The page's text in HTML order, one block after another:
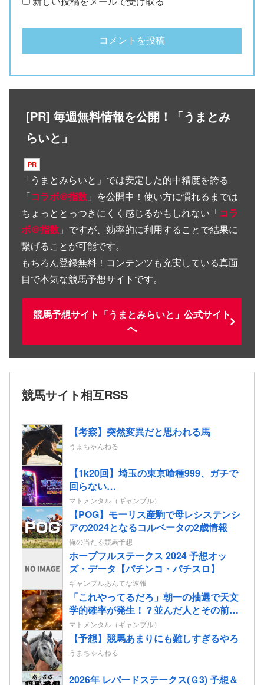
[PR] 毎週無料情報を公開！「うまとみ
らいと」
「うまとみらいと 」では安定した的中精度を誇る
「コラボ＠指数 」を公開中！使い方に慣れるまでは
ちょっととっつきにくく感じるかもしれない「コラ
ボ＠指数 」ですが、効率的に利用することで結果に
繋げることが可能です。
もちろん登録無料！コンテンツも充実している真面
目で本気な競馬予想サイトです。
競馬予想サイト「うまとみらいと」公式サイト
へ
競馬サイト相互RSS
【考察】突然変異だと思われる馬
うまちゃんねる
【1k20回】埼玉の東京喰種999、ガチで
回らない…
マトメンタル（ギャンブル）
【POG】モーリス産駒で母レシステンシ
アの2024となるコルベータの2歳情報
俺の当たる競馬予想
ホープフルステークス 2024 予想オッ
ズ・データ【パチンコ・パチスロ】
ギャンブルあんてな速報
「これやってるだろ」朝一の抽選で天文
学的確率が発生！？並んだ人とその前後
で連番が出てしまう…
マトメンタル（ギャンブル）
【予想】競馬あまりにも難しすぎるやろ
うまちゃんねる
2026年 レパードステークス(Ｇ3) 予想＆